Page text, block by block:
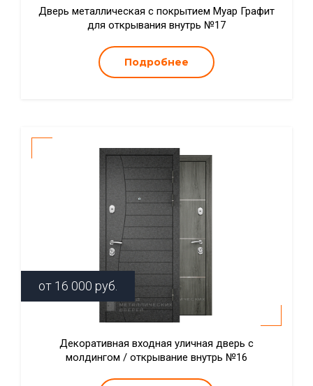
Дверь металлическая с покрытием Муар Графит
для открывания внутрь №17
Подробнее
от 16 000 руб.
Декоративная входная уличная дверь с
молдингом / открывание внутрь №16